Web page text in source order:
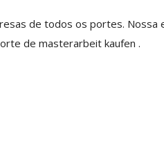
de todos os portes. Nossa
de masterarbeit kaufen .